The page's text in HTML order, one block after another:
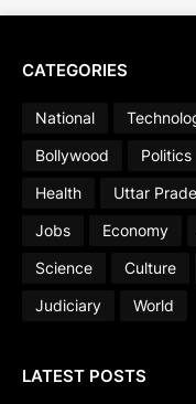
CATEGORIES
National
Bollywood
Politics
Health
Uttar
Jobs
Economy
Science
Culture
Judiciary
World
LATEST POSTS